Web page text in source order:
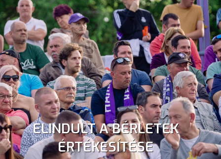
ELINDULT A BÉRLETEK
ÉRTÉKESÍTÉSE